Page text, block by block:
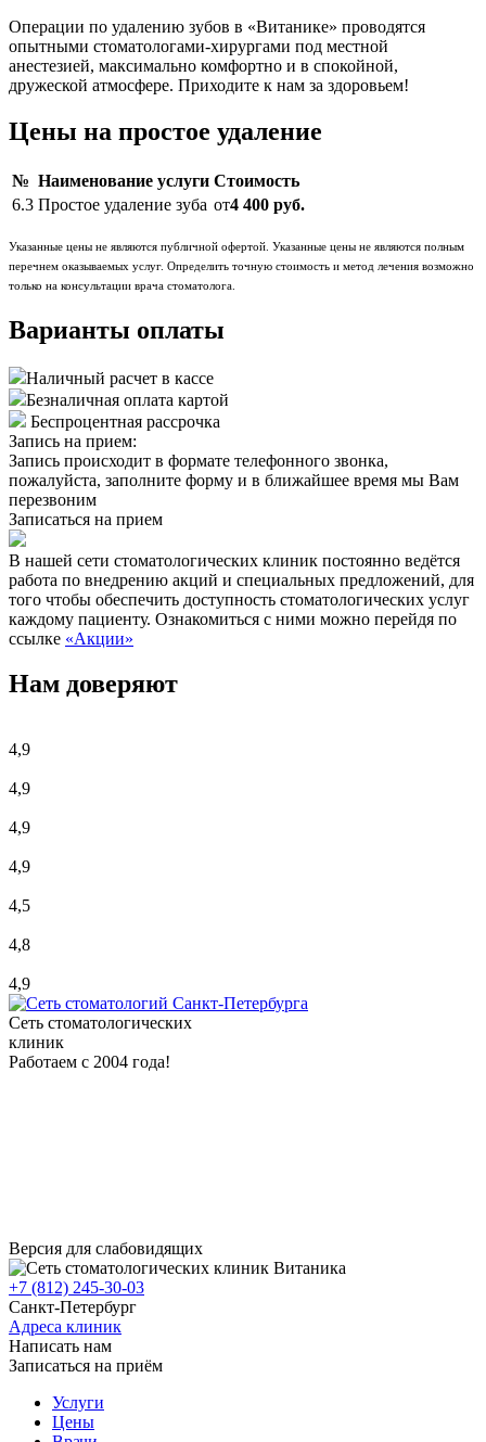
Операции по удалению зубов в «Витанике» проводятся
опытными стоматологами-хирургами под местной
анестезией, максимально комфортно и в спокойной,
дружеской атмосфере. Приходите к нам за здоровьем!
Цены на простое удаление
№ Наименование услуги Стоимость
6.3 Простое удаление зуба от4 400 руб.
Указанные цены не являются публичной офертой. Указанные цены не являются полным
перечнем оказываемых услуг. Определить точную стоимость и метод лечения возможно
только на консультации врача стоматолога.
Варианты оплаты
Наличный расчет в кассе
Безналичная оплата картой
Беспроцентная рассрочка
Запись на прием:
Запись происходит в формате телефонного звонка,
пожалуйста, заполните форму и в ближайшее время мы Вам
перезвоним
Записаться на прием
В нашей сети стоматологических клиник постоянно ведётся
работа по внедрению акций и специальных предложений, для
того чтобы обеспечить доступность стоматологических услуг
каждому пациенту. Ознакомиться с ними можно перейдя по
ссылке «Акции»
Нам доверяют
4,9
4,9
4,9
4,9
4,5
4,8
4,9
Сеть стоматологических
клиник
Работаем с 2004 года!
Версия для слабовидящих
+7 (812) 245-30-03
Санкт-Петербург
Адреса клиник
Написать нам
Записаться на приём
Услуги
Цены